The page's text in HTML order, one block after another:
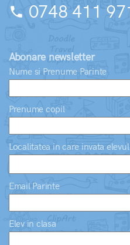
phone 0748 411
Abonare newsletter
Nume si Prenume Parinte
Prenume copil
Localitatea in care invata elevul
Email Parinte
Elev in clasa